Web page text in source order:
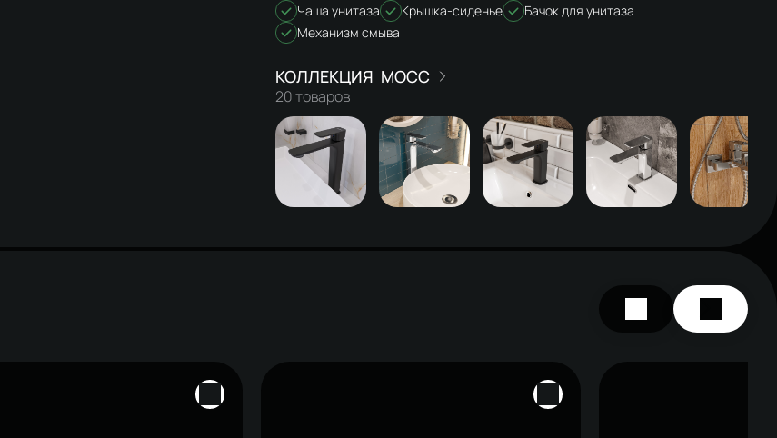
Чаша унитаза Крышка-сиденье
Бачок для унитаза
Механизм смыва
МОСС
20 товаров